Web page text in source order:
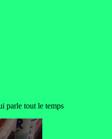
parle tout le temps